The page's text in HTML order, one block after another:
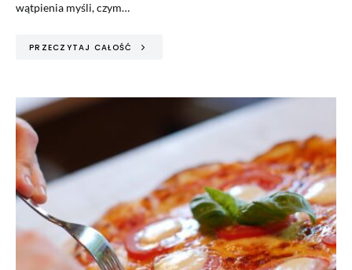
wątpienia myśli, czym…
PRZECZYTAJ CAŁOŚĆ